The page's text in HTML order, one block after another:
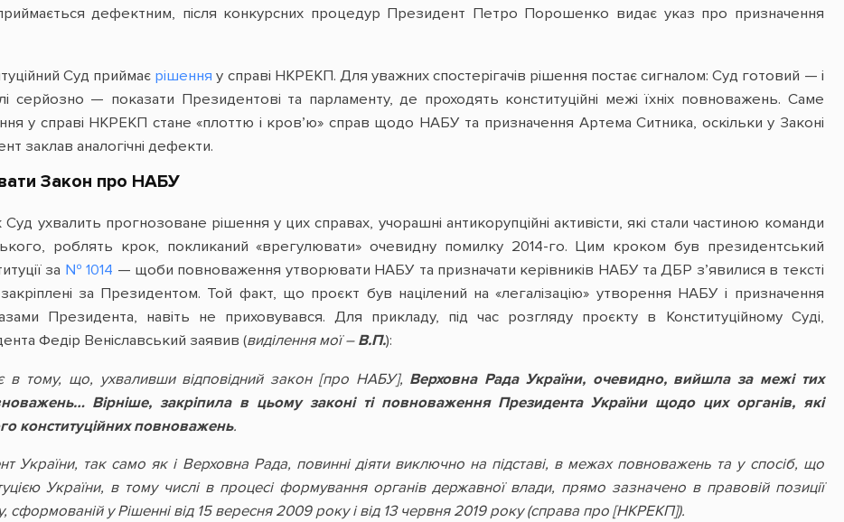
дефектним, після конкурсних процедур Президент Петро Порошенко видає указ про призначення
Суд приймає рішення у справі НКРЕКП. Для уважних спостерігачів рішення постає сигналом: Суд готовий — і
серйозно — показати Президентові та парламенту, де проходять конституційні межі їхніх повноважень. Саме
у справі НКРЕКП стане «плоттю і кров’ю» справ щодо НАБУ та призначення Артема Ситника, оскільки у Законі
заклав аналогічні дефекти.
Закон про НАБУ
ухвалить прогнозоване рішення у цих справах, учорашні антикорупційні активісти, які стали частиною команди
роблять крок, покликаний «врегулювати» очевидну помилку 2014-го. Цим кроком був президентський
за № 1014 — щоби повноваження утворювати НАБУ та призначати керівників НАБУ та ДБР з’явилися в тексті
закріплені за Президентом. Той факт, що проєкт був націлений на «легалізацію» утворення НАБУ і призначення
Президента, навіть не приховувався. Для прикладу, під час розгляду проєкту в Конституційному Суді,
Федір Веніславський заявив (виділення мої – В.П.):
в тому, що, ухваливши відповідний закон [про НАБУ], Верховна Рада України, очевидно, вийшла за межі тих
Вірніше, закріпила в цьому законі ті повноваження Президента України щодо цих органів, які
конституційних повноважень.
України, так само як і Верховна Рада, повинні діяти виключно на підставі, в межах повноважень та у спосіб, що
України, в тому числі в процесі формування органів державної влади, прямо зазначено в правовій позиції
сформованій у Рішенні від 15 вересня 2009 року і від 13 червня 2019 року (справа про [НКРЕКП]).